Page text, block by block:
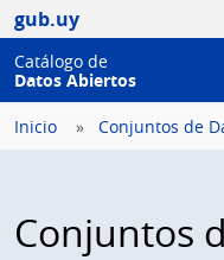
gub.uy
Catálogo de
Datos Abiertos
Inicio Conjuntos de
Conjuntos